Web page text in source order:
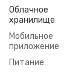
Облачное
хранилище
Мобильное
приложение
Питание